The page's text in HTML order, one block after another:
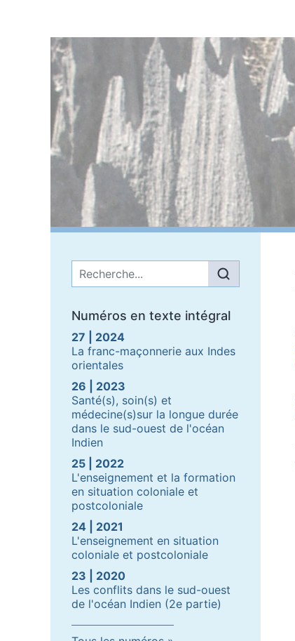
Menu principal
Numéros en texte intégral
27 | 2024
La franc-maçonnerie aux Indes
orientales
26 | 2023
Santé(s), soin(s) et
médecine(s)sur la longue durée
dans le sud-ouest de l'océan
Indien
25 | 2022
L'enseignement et la formation
en situation coloniale et
postcoloniale
24 | 2021
L'enseignement en situation
coloniale et postcoloniale
23 | 2020
Les conflits dans le sud-ouest
de l'océan Indien (2e partie)